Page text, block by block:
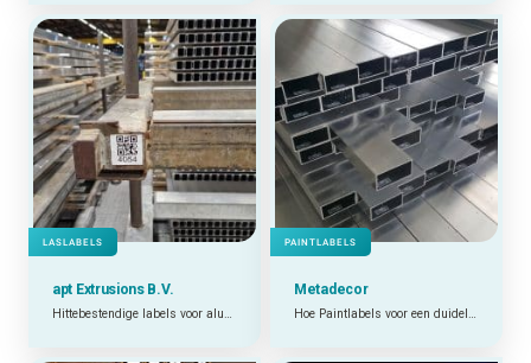
LASLABELS
apt Extrusions B.V.
Hittebestendige labels voor aluminium profielen
PAINTLABELS
Metadecor
Hoe Paintlabels voor een duidelijk materiaaloverzicht zorgen